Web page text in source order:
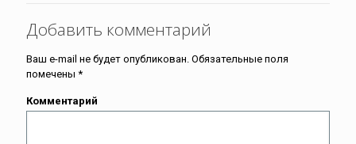
Добавить комментарий
Ваш e-mail не будет опубликован. Обязательные поля
помечены *
Комментарий